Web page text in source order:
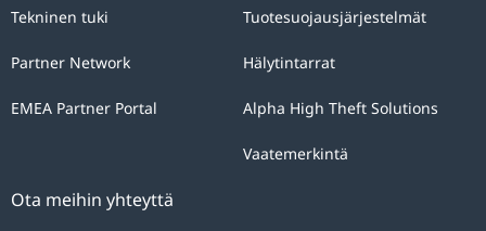
your
You
can
rights
Tuotesuojausjärjestelmät
Hälytintarrat
Alpha High Theft Solutions
Vaatemerkintä
Tekninen tuki
Partner Network
EMEA Partner Portal
Ota meihin yhteyttä